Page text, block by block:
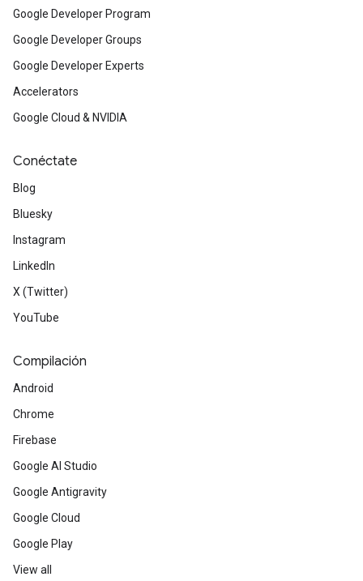
Google Developer Program
Google Developer Groups
Google Developer Experts
Accelerators
Google Cloud & NVIDIA
Conéctate
Blog
Bluesky
Instagram
LinkedIn
X (Twitter)
YouTube
Compilación
Android
Chrome
Firebase
Google AI Studio
Google Antigravity
Google Cloud
Google Play
View all